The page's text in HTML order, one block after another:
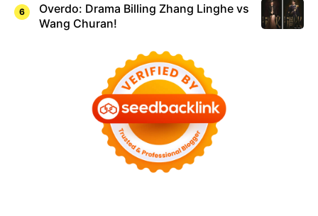
Overdo: Drama Billing Zhang Linghe vs
Wang Churan!